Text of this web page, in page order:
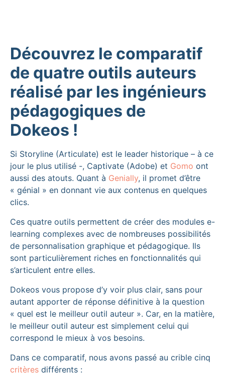
Découvrez le comparatif
de quatre outils auteurs
réalisé par les ingénieurs
pédagogiques de
Dokeos !
Si Storyline (Articulate) est le leader historique – à ce
jour le plus utilisé -, Captivate (Adobe) et Gomo ont
aussi des atouts. Quant à Genially, il promet d’être
« génial » en donnant vie aux contenus en quelques
clics.
Ces quatre outils permettent de créer des modules e-
learning complexes avec de nombreuses possibilités
de personnalisation graphique et pédagogique. Ils
sont particulièrement riches en fonctionnalités qui
s’articulent entre elles.
Dokeos vous propose d’y voir plus clair, sans pour
autant apporter de réponse définitive à la question
« quel est le meilleur outil auteur ». Car, en la matière,
le meilleur outil auteur est simplement celui qui
correspond le mieux à vos besoins.
Dans ce comparatif, nous avons passé au crible cinq
critères différents :